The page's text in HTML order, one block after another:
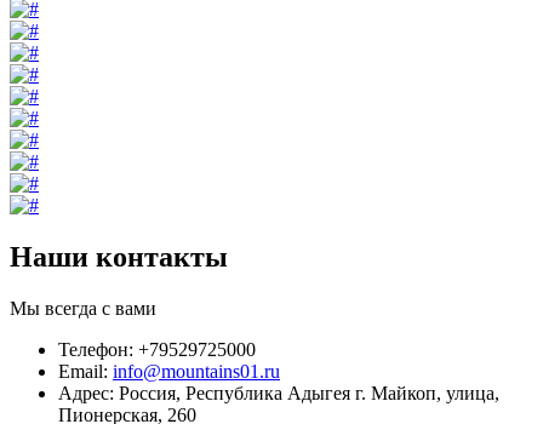
Наши контакты
Мы всегда с вами
Телефон: +79529725000
Email: info@mountains01.ru
Адрес: Россия, Республика Адыгея г. Майкоп, улица,
Пионерская, 260